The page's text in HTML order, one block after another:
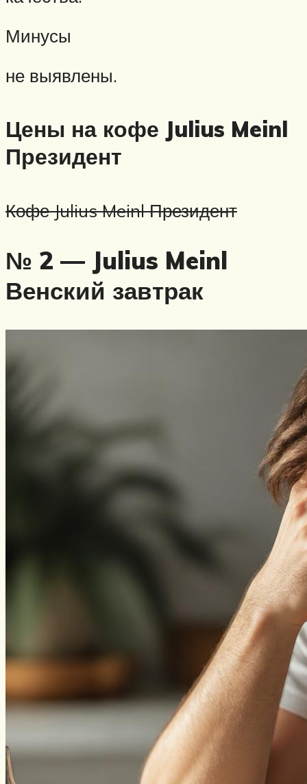
Минусы
не выявлены.
Цены на кофе Julius Meinl
Президент
Кофе Julius Meinl Президент
№ 2 — Julius Meinl
Венский завтрак